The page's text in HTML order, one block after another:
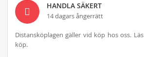
HANDLA SÄKERT
14 dagars ångerrätt
Distansköplagen gäller vid köp hos oss.
köp.